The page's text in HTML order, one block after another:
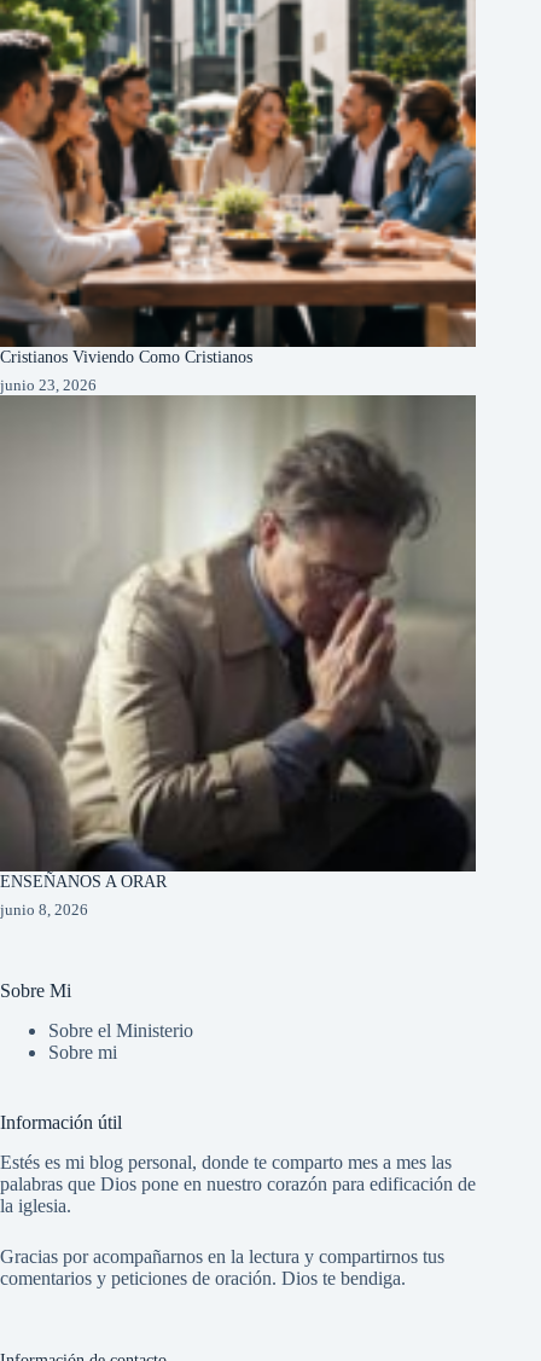
Cristianos Viviendo Como Cristianos
junio 23, 2026
ENSEÑANOS A ORAR
junio 8, 2026
Sobre Mi
Sobre el Ministerio
Sobre mi
Información útil
Estés es mi blog personal, donde te comparto mes a mes las
palabras que Dios pone en nuestro corazón para edificación de
la iglesia.
Gracias por acompañarnos en la lectura y compartirnos tus
comentarios y peticiones de oración. Dios te bendiga.